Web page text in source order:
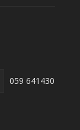
059 641430